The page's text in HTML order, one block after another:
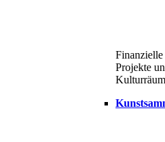
Projekte